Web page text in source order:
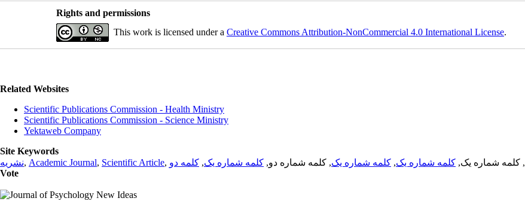
Rights and permissions
This work is licensed under a Creative Commons Attribution-NonCommercial 4.0 International License.
Related Websites
Scientific Publications Commission - Health Ministry
Scientific Publications Commission - Science Ministry
Yektaweb Company
Site Keywords
نشریه, Academic Journal, Scientific Article, , کلمه شماره یک, کلمه شماره یک, کلمه شماره یک, کلمه شماره دو, کلمه شماره یک, کلمه دو
Vote